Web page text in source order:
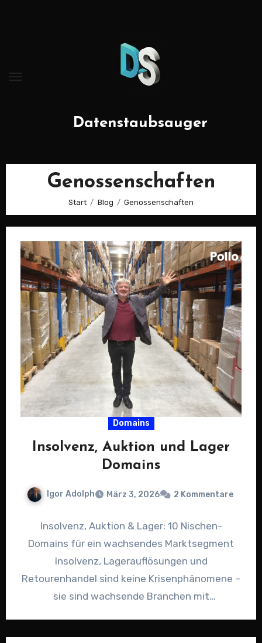
Datenstaubsauger
Genossenschaften
Start Blog Genossenschaften
Domains
Insolvenz, Auktion und Lager
Domains
Igor Adolph März 3, 2026 2 Kommentare
Insolvenz, Auktion & Lager: 10 Nischen-
Domains für ein wachsendes Marktsegment
Insolvenz, Lagerauflösungen und
Retourenhandel sind keine Krisenphänomene –
sie sind wachsende Branchen mit